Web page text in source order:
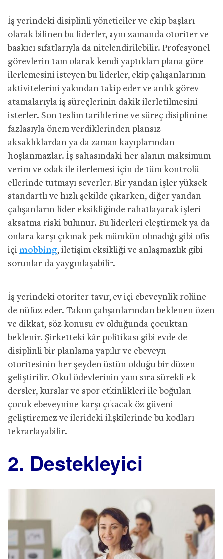
İş yerindeki disiplinli yöneticiler ve ekip başları
olarak bilinen bu liderler, aynı zamanda otoriter ve
baskıcı sıfatlarıyla da nitelendirilebilir. Profesyonel
görevlerin tam olarak kendi yaptıkları plana göre
ilerlemesini isteyen bu liderler, ekip çalışanlarının
aktivitelerini yakından takip eder ve anlık görev
atamalarıyla iş süreçlerinin dakik ilerletilmesini
isterler. Son teslim tarihlerine ve süreç disiplinine
fazlasıyla önem verdiklerinden plansız
aksaklıklardan ya da zaman kayıplarından
hoşlanmazlar. İş sahasındaki her alanın maksimum
verim ve odak ile ilerlemesi için de tüm kontrolü
ellerinde tutmayı severler. Bir yandan işler yüksek
standartlı ve hızlı şekilde çıkarken, diğer yandan
çalışanların lider eksikliğinde rahatlayarak işleri
aksatma riski bulunur. Bu liderleri eleştirmek ya da
onlara karşı çıkmak pek mümkün olmadığı gibi ofis
içi mobbing, iletişim eksikliği ve anlaşmazlık gibi
sorunlar da yaygınlaşabilir.
İş yerindeki otoriter tavır, ev içi ebeveynlik rolüne
de nüfuz eder. Takım çalışanlarından beklenen özen
ve dikkat, söz konusu ev olduğunda çocuktan
beklenir. Şirketteki kâr politikası gibi evde de
disiplinli bir planlama yapılır ve ebeveyn
otoritesinin her şeyden üstün olduğu bir düzen
geliştirilir. Okul ödevlerinin yanı sıra sürekli ek
dersler, kurslar ve spor etkinlikleri ile boğulan
çocuk ebeveynine karşı çıkacak öz güveni
geliştiremez ve ilerideki ilişkilerinde bu kodları
tekrarlayabilir.
2. Destekleyici